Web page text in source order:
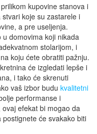
kupovine stanova i
koje su zastarele i
a pre useljenja.
domovima koji nikada
stolarijom, i
koju ćete obratiti pažnju.
će izgledati lepše i
i tako će skrenuti
vaš izbor budu kvalitetni
performanse i
efekat bi mogao da
će svakako biti